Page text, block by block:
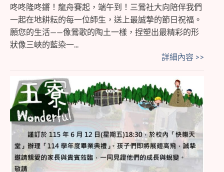
咚咚隆咚鏘！龍舟賽起，端午到！三鶯社大向陪伴我們
一起在地耕耘的每一位師生，送上最誠摯的節日祝福。
願您的生活——像鶯歌的陶土一樣，捏塑出最精彩的形
狀像三峽的藍染一...
詳細內容 >>